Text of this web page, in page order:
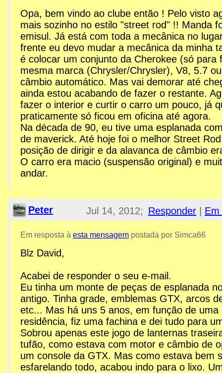
Opa, bem vindo ao clube então ! Pelo visto
mais sozinho no estilo "street rod" !! Manda
emisul. Já está com toda a mecânica no
frente eu devo mudar a mecânica da minha
é colocar um conjunto da Cherokee (só para
mesma marca (Chrysler/Chrysler), V8, 5.7
câmbio automático. Mas vai demorar até
ainda estou acabando de fazer o restante.
fazer o interior e curtir o carro um pouco, já
praticamente só ficou em oficina até agora.
Na década de 90, eu tive uma esplanada
de maverick. Até hoje foi o melhor Street
posição de dirigir e da alavanca de câmbio
O carro era macio (suspensão original) e
andar.
Peter Responder
Jul 14, 2012;
1:11pm
Em resposta à esta mensagem postada por Simca66
Blz David,
Acabei de responder o seu e-mail.
Eu tinha um monte de peças de esplanada
antigo. Tinha grade, emblemas GTX, arcos
etc... Mas há uns 5 anos, em função de uma
residência, fiz uma fachina e dei tudo para
Sobrou apenas este jogo de lanternas
tufão, como estava com motor e câmbio de
um console da GTX. Mas como estava bem
esfarelando todo, acabou indo para o lixo.